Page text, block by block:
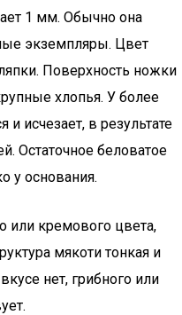
1 мм. Обычно она
экземпляры. Цвет
Поверхность ножки
хлопья. У более
и исчезает, в результате
Остаточное беловатое
у основания.
или кремового цвета,
мякоти тонкая и
нет, грибного или